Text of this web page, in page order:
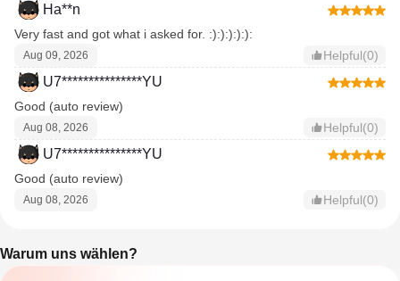
Ha**n
Very fast and got what i asked for. :):):):):):
Aug 09, 2026 Helpful(0)
U7***************YU
Good (auto review)
Aug 08, 2026 Helpful(0)
U7***************YU
Good (auto review)
Aug 08, 2026 Helpful(0)
Warum uns wählen?